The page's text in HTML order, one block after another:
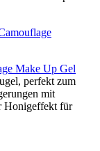
Make Up Gel
perfekt zum
mit
Honigeffekt für